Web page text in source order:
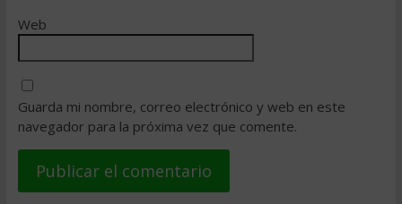
Web
Guarda mi nombre, correo electrónico y web en este
navegador para la próxima vez que comente.